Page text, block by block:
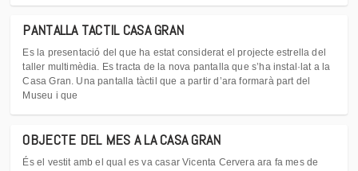
PANTALLA TACTIL CASA GRAN
Es la presentació del que ha estat considerat el projecte estrella del
taller multimèdia. Es tracta de la nova pantalla que s’ha instal·lat a la
Casa Gran. Una pantalla tàctil que a partir d’ara formarà part del
Museu i que
OBJECTE DEL MES A LA CASA GRAN
És el vestit amb el qual es va casar Vicenta Cervera ara fa mes de